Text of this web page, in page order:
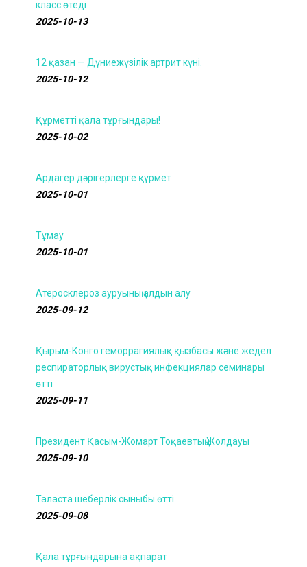
класс өтеді
2025-10-13
12 қазан — Дүниежүзілік артрит күні.
2025-10-12
Құрметті қала тұрғындары!
2025-10-02
Ардагер дәрігерлерге құрмет
2025-10-01
Тұмау
2025-10-01
Атеросклероз ауруының алдын алу
2025-09-12
Қырым-Конго геморрагиялық қызбасы және жедел
респираторлық вирустық инфекциялар семинары
өтті
2025-09-11
Президент Қасым-Жомарт Тоқаевтың Жолдауы
2025-09-10
Таласта шеберлік сыныбы өтті
2025-09-08
Қала тұрғындарына ақпарат